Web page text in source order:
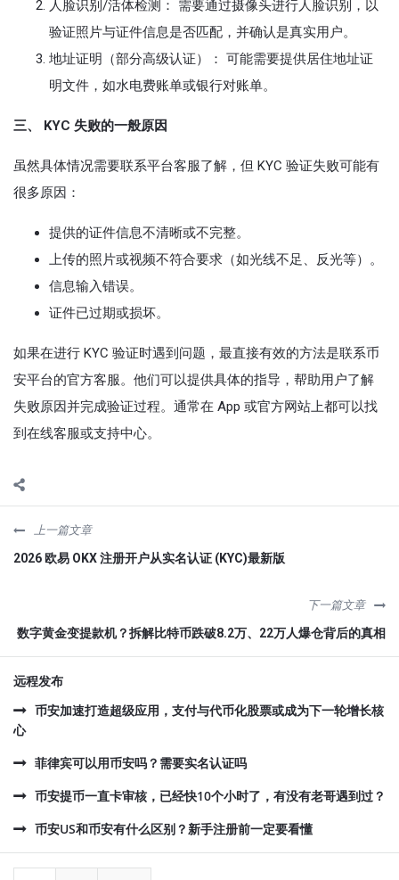
人脸识别/活体检测： 需要通过摄像头进行人脸识别，以
验证照片与证件信息是否匹配，并确认是真实用户。
地址证明（部分高级认证）： 可能需要提供居住地址证
明文件，如水电费账单或银行对账单。
三、 KYC 失败的一般原因
虽然具体情况需要联系平台客服了解，但 KYC 验证失败可能有
很多原因：
提供的证件信息不清晰或不完整。
上传的照片或视频不符合要求（如光线不足、反光等）。
信息输入错误。
证件已过期或损坏。
如果在进行 KYC 验证时遇到问题，最直接有效的方法是联系币
安平台的官方客服。他们可以提供具体的指导，帮助用户了解
失败原因并完成验证过程。通常在 App 或官方网站上都可以找
到在线客服或支持中心。
上一篇文章
2026 欧易 OKX 注册开户从实名认证 (KYC)最新版
下一篇文章
数字黄金变提款机？拆解比特币跌破8.2万、22万人爆仓背后的真相
远程发布
币安加速打造超级应用，支付与代币化股票或成为下一轮增长核
心
菲律宾可以用币安吗？需要实名认证吗
币安提币一直卡审核，已经快10个小时了，有没有老哥遇到过？
币安US和币安有什么区别？新手注册前一定要看懂
侧